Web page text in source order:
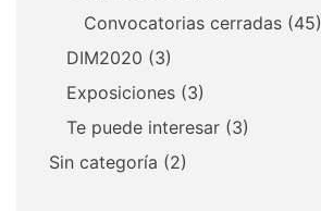
Convocatorias cerradas (45)
DIM2020 (3)
Exposiciones (3)
Te puede interesar (3)
Sin categoría (2)